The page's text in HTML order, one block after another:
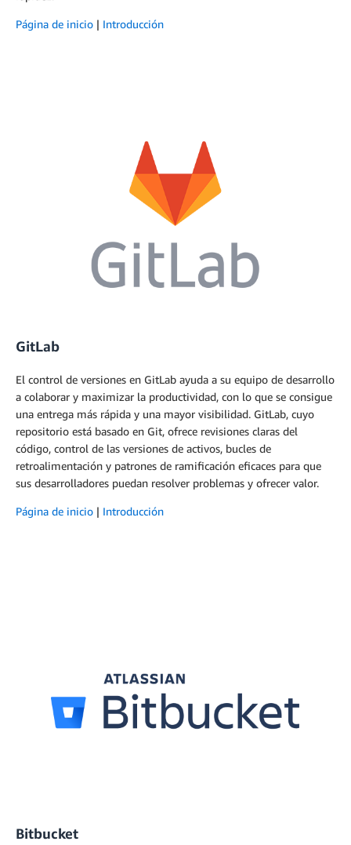
Página de inicio | Introducción
GitLab
El control de versiones en GitLab ayuda a su equipo de desarrollo
a colaborar y maximizar la productividad, con lo que se consigue
una entrega más rápida y una mayor visibilidad. GitLab, cuyo
repositorio está basado en Git, ofrece revisiones claras del
código, control de las versiones de activos, bucles de
retroalimentación y patrones de ramificación eficaces para que
sus desarrolladores puedan resolver problemas y ofrecer valor.
Página de inicio | Introducción
Bitbucket